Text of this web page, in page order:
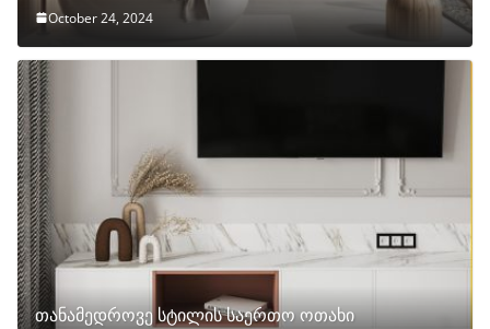
October 24, 2024
თანამედროვე სტილის საერთო ოთახი